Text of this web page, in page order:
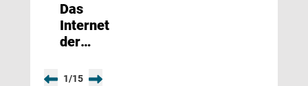
Das
Internet
der
1/15